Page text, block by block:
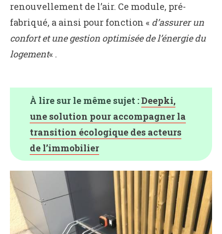
renouvellement de l’air. Ce module, pré-
fabriqué, a ainsi pour fonction « d’assurer un
confort et une gestion optimisée de l’énergie du
logement« .
À lire sur le même sujet :Deepki,
une solution pour accompagner la
transition écologique des acteurs
de l’immobilier